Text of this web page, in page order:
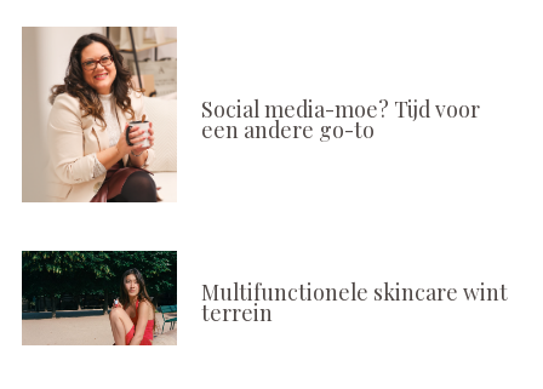
Social media-moe? Tijd voor
een andere go-to
Multifunctionele skincare wint
terrein